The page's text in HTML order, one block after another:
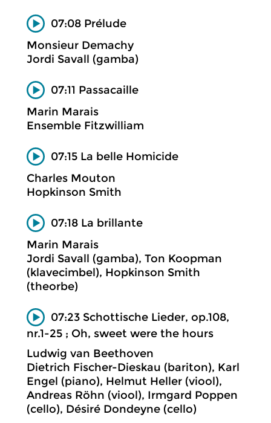
07:08 Prélude
Monsieur Demachy
Jordi Savall (gamba)
07:11 Passacaille
Marin Marais
Ensemble Fitzwilliam
07:15 La belle Homicide
Charles Mouton
Hopkinson Smith
07:18 La brillante
Marin Marais
Jordi Savall (gamba), Ton Koopman
(klavecimbel), Hopkinson Smith
(theorbe)
07:23 Schottische Lieder, op.108,
nr.1-25 ; Oh, sweet were the hours
Ludwig van Beethoven
Dietrich Fischer-Dieskau (bariton), Karl
Engel (piano), Helmut Heller (viool),
Andreas Röhn (viool), Irmgard Poppen
(cello), Désiré Dondeyne (cello)